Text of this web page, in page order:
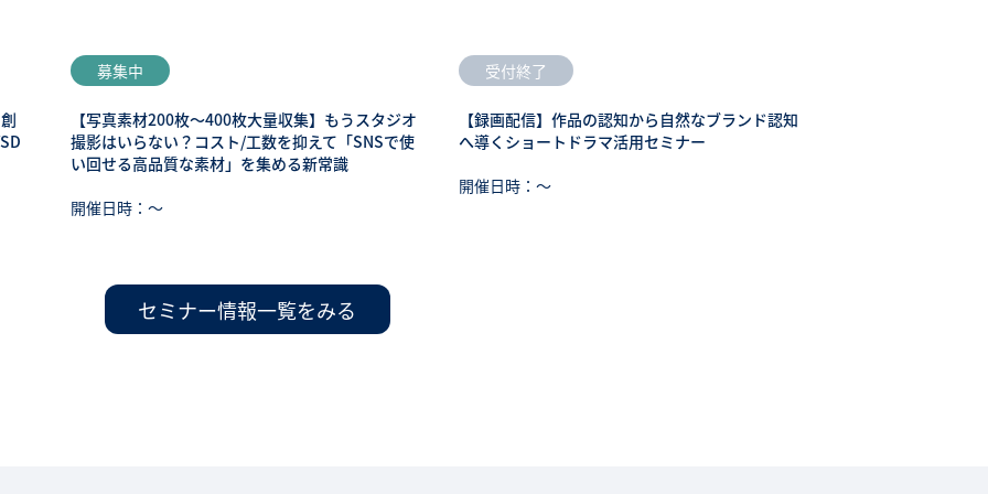
募集中
【写真素材200枚～400枚大量収集】もうスタジオ
撮影はいらない？コスト/工数を抑えて「SNSで使
い回せる高品質な素材」を集める新常識
開催日時：〜
受付終了
【録画配信】作品の認知から自然なブランド認知
へ導くショートドラマ活用セミナー
開催日時：〜
セミナー情報一覧をみる